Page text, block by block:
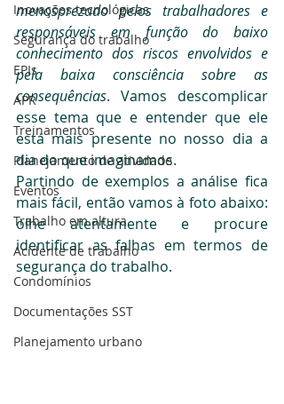
Inovações tecnológicas
Segurança do trabalho
EPIs
APR
Treinamentos
Planejamento de atividade
Eventos
Trabalho em altura
Acidente de trabalho
Condomínios
Documentações SST
Planejamento urbano
menosprezado pelos trabalhadores e
responsáveis em função do baixo
conhecimento dos riscos envolvidos e
pela baixa consciência sobre as
consequências. Vamos descomplicar
esse tema que e entender que ele
está mais presente no nosso dia a
dia do que imaginamos.
Partindo de exemplos a análise fica
mais fácil, então vamos à foto abaixo:
olhe atentamente e procure
identificar as falhas em termos de
segurança do trabalho.